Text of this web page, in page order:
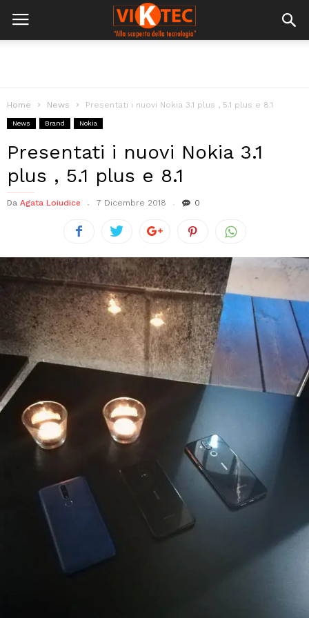
Home News Presentati i nuovi Nokia 3.1 plus , 5.1 plus e 8.1
News Brand Nokia
Presentati i nuovi Nokia 3.1
plus , 5.1 plus e 8.1
Da Agata Loiudice 7 Dicembre 2018 0